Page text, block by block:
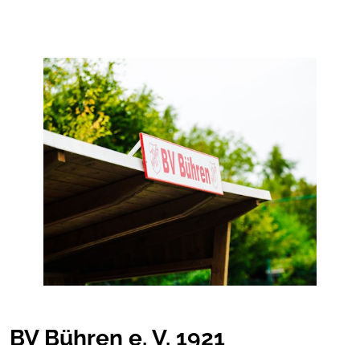
BV Bühren e. V. 1921